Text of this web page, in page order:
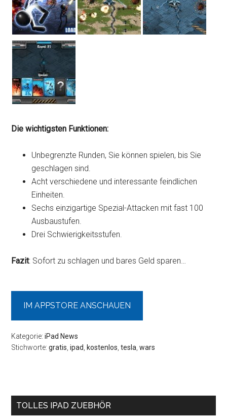
Die wichtigsten Funktionen:
Unbegrenzte Runden, Sie können spielen, bis Sie
geschlagen sind.
Acht verschiedene und interessante feindlichen
Einheiten.
Sechs einzigartige Spezial-Attacken mit fast 100
Ausbaustufen.
Drei Schwierigkeitsstufen.
Fazit: Sofort zu schlagen und bares Geld sparen…
IM APPSTORE ANSCHAUEN
Kategorie:iPad News
Stichworte:gratis ,ipad kostenlos ,tesla ,wars
Seitenspalte
TOLLES IPAD ZUEBHÖR